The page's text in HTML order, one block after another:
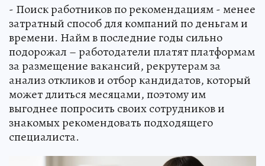
- Поиск работников по рекомендациям - менее
затратный способ для компаний по деньгам и
времени. Найм в последние годы сильно
подорожал – работодатели платят платформам
за размещение вакансий, рекрутерам за
анализ откликов и отбор кандидатов, который
может длиться месяцами, поэтому им
выгоднее попросить своих сотрудников и
знакомых рекомендовать подходящего
специалиста.